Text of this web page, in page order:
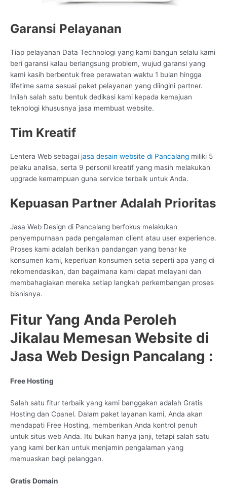
Garansi Pelayanan
Tiap pelayanan Data Technologi yang kami bangun selalu kami
beri garansi kalau berlangsung problem, wujud garansi yang
kami kasih berbentuk free perawatan waktu 1 bulan hingga
lifetime sama sesuai paket pelayanan yang diingini partner.
Inilah salah satu bentuk dedikasi kami kepada kemajuan
teknologi khususnya jasa membuat website.
Tim Kreatif
Lentera Web sebagai jasa desain website di Pancalang miliki 5
pelaku analisa, serta 9 personil kreatif yang masih melakukan
upgrade kemampuan guna service terbaik untuk Anda.
Kepuasan Partner Adalah Prioritas
Jasa Web Design di Pancalang berfokus melakukan
penyempurnaan pada pengalaman client atau user experience.
Proses kami adalah berikan pandangan yang benar ke
konsumen kami, keperluan konsumen setia seperti apa yang di
rekomendasikan, dan bagaimana kami dapat melayani dan
membahagiakan mereka setiap langkah perkembangan proses
bisnisnya.
Fitur Yang Anda Peroleh
Jikalau Memesan Website di
Jasa Web Design Pancalang :
Free Hosting
Salah satu fitur terbaik yang kami banggakan adalah Gratis
Hosting dan Cpanel. Dalam paket layanan kami, Anda akan
mendapati Free Hosting, memberikan Anda kontrol penuh
untuk situs web Anda. Itu bukan hanya janji, tetapi salah satu
yang kami berikan untuk menjamin pengalaman yang
memuaskan bagi pelanggan.
Gratis Domain